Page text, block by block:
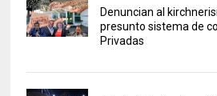
Denuncian al
presunto sistema de
Privadas